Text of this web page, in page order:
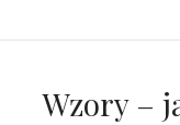
Wzory –